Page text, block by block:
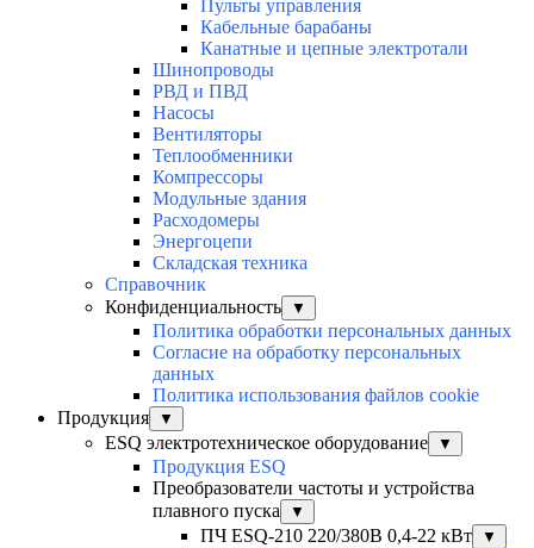
Пульты управления
Кабельные барабаны
Канатные и цепные электротали
Шинопроводы
РВД и ПВД
Насосы
Вентиляторы
Теплообменники
Компрессоры
Модульные здания
Расходомеры
Энергоцепи
Складская техника
Справочник
Конфиденциальность
▼
Политика обработки персональных данных
Согласие на обработку персональных
данных
Политика использования файлов cookie
Продукция
▼
ESQ электротехническое оборудование ▼
Продукция ESQ
Преобразователи частоты и устройства
плавного пуска
▼
ПЧ ESQ-210 220/380В 0,4-22 кВт ▼